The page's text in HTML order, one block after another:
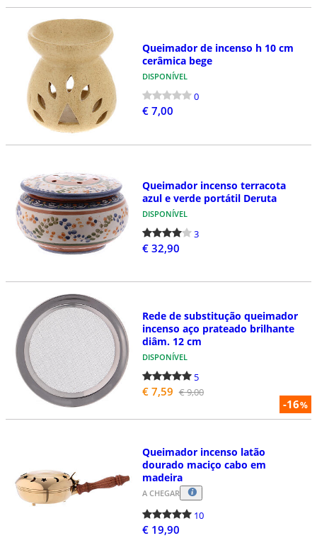
Queimador de incenso h 10 cm
cerâmica bege
DISPONÍVEL
0
€ 7,00
Queimador incenso terracota
azul e verde portátil Deruta
DISPONÍVEL
3
€ 32,90
-16%
Rede de substitução queimador
incenso aço prateado brilhante
diâm. 12 cm
DISPONÍVEL
5
€ 7,59 € 9,00
Queimador incenso latão
dourado maciço cabo em
madeira
A CHEGAR
10
€ 19,90